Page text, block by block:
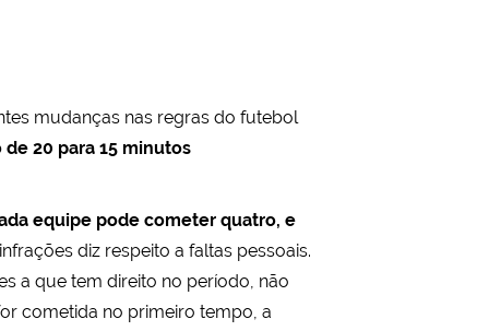
mudanças nas regras do futebol
20 para 15 minutos
equipe pode cometer quatro, e
diz respeito a faltas pessoais.
a que tem direito no período, não
cometida no primeiro tempo, a